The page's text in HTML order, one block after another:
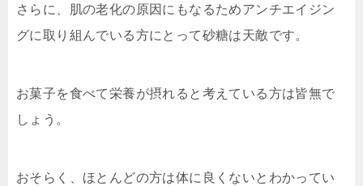
さらに、肌の老化の原因にもなるためアンチエイジン
グに取り組んでいる方にとって砂糖は天敵です。
お菓子を食べて栄養が摂れると考えている方は皆無で
しょう。
おそらく、ほとんどの方は体に良くないとわかってい